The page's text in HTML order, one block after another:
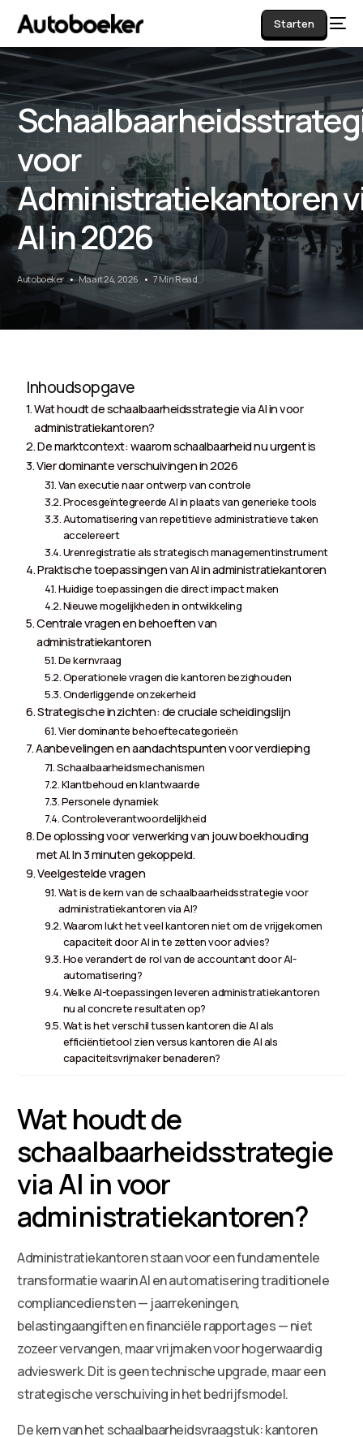
Starten
voor
Administratiekantoren
AI in 2026
Autoboeker Maart 24, 2026 7 Min Read
Inhoudsopgave
Wat houdt de schaalbaarheidsstrategie via AI in voor
administratiekantoren?
De marktcontext: waarom schaalbaarheid nu urgent is
Vier dominante verschuivingen in 2026
Van executie naar ontwerp van controle
Procesgeïntegreerde AI in plaats van generieke tools
Automatisering van repetitieve administratieve taken
accelereert
Urenregistratie als strategisch managementinstrument
Praktische toepassingen van AI in administratiekantoren
Huidige toepassingen die direct impact maken
Nieuwe mogelijkheden in ontwikkeling
Centrale vragen en behoeften van
administratiekantoren
De kernvraag
Operationele vragen die kantoren bezighouden
Onderliggende onzekerheid
Strategische inzichten: de cruciale scheidingslijn
Vier dominante behoeftecategorieën
Aanbevelingen en aandachtspunten voor verdieping
Schaalbaarheidsmechanismen
Klantbehoud en klantwaarde
Personele dynamiek
Controleverantwoordelijkheid
De oplossing voor verwerking van jouw boekhouding
met AI. In 3 minuten gekoppeld.
Veelgestelde vragen
Wat is de kern van de schaalbaarheidsstrategie voor
administratiekantoren via AI?
Waarom lukt het veel kantoren niet om de vrijgekomen
capaciteit door AI in te zetten voor advies?
Hoe verandert de rol van de accountant door AI-
automatisering?
Welke AI-toepassingen leveren administratiekantoren
nu al concrete resultaten op?
Wat is het verschil tussen kantoren die AI als
efficiëntietool zien versus kantoren die AI als
capaciteitsvrijmaker benaderen?
Wat houdt de
schaalbaarheidsstrategie
via AI in voor
administratiekantoren?
Administratiekantoren staan voor een fundamentele
transformatie waarin AI en automatisering traditionele
compliancediensten — jaarrekeningen,
belastingaangiften en financiële rapportages — niet
zozeer vervangen, maar vrijmaken voor hogerwaardig
advieswerk. Dit is geen technische upgrade, maar een
strategische verschuiving in het bedrijfsmodel.
De kern van het schaalbaarheidsvraagstuk: kantoren
AI